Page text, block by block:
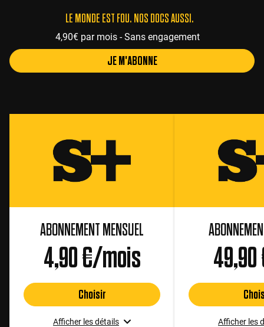
LE MONDE EST FOU. NOS DOCS AUSSI.
4,90€ par mois - Sans engagement
JE M'ABONNE
ABONNEMENT MENSUEL
4,90 €/mois
Choisir
Afficher les détails Afficher les